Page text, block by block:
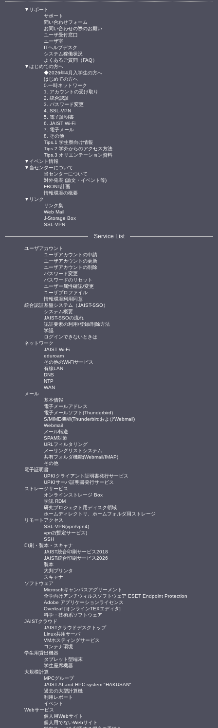
▼サポート
サポート
問い合わせフォーム
お問い合わせの際のお願い
ユーザ受付窓口
ユーザ室
ITヘルプデスク
システム稼働状況
よくあるご質問（FAQ）
▼はじめての方へ
◆2026年4月入学生の方へ
はじめての方へ
0.一時ネットワーク
1. アカウントの受け取り
2. 統合認証
3. パスワード変更
4. SSL-VPN
5. 電子証明書
6. JAIST Wi-Fi
7. 電子メール
8. その他
Tips.1 学生寮向け情報
Tips.2 学外からのアクセス方法
Tips.3 オリエンテーション資料
▼イベント情報
▼当センターについて
当センターについて
対外発表 (論文・イベント等)
FRONT計画
情報環境の概要
▼リンク
リンク集
Web Mail
J-Storage Box
SSL-VPN
Service List
ユーザアカウント
ユーザアカウントの申請
ユーザアカウントの更新
ユーザアカウントの削除
パスワード変更
パスワードのリセット
ユーザー属性確認/変更
ユーザプロファイル
情報環境利用同意
統合認証基盤システム（JAIST-SSO）
システム概要
JAIST-SSOの流れ
認証要素の利用/登録/削除方法
学認
ログインできないときは
ネットワーク
JAIST Wi-Fi
eduroam
その他のWi-Fiサービス
有線LAN
DNS
NTP
WAN
メール
基本情報
電子メールアドレス
電子メールソフト(Thunderbird)
S/MIME機能(ThunderbirdおよびWebmail)
Webmail
メール転送
SPAM対策
URLフィルタリング
メーリングリストシステム
共有フォルダ機能(Webmail/IMAP)
その他
電子証明書
UPKIクライアント証明書発行サービス
UPKIサーバ証明書発行サービス
ストレージサービス
オンラインストレージ Box
学認 RDM
研究プロジェクト用ディスク領域
ホームディレクトリ、ホームフォルダ用ストレージ
リモートアクセス
SSL-VPN(vpn/vpn4)
vpn2(暫定サービス)
SSH
印刷・製本・スキャナ
JAIST統合印刷サービス2018
JAIST統合印刷サービス2026
製本
大判プリンタ
スキャナ
ソフトウェア
Microsoftキャンパスアグリーメント
全学向けアンチウィルスソフトウェア ESET Endpoint Protection
Adobe アプリケーションライセンス
Overleaf [オンラインTEXエディタ]
科学・技術系ソフトウェア
JAISTクラウド
JAISTクラウドデスクトップ
Linux共用サーバ
VMホスティングサービス
コンテナ環境
学生用貸出機器
タブレット型端末
学生座席機器
大規模計算
MPCグループ
JAIST AI and HPC system "HAKUSAN"
過去の大型計算機
利用レポート
イベント
Webサービス
個人用Webサイト
個人用でないWebサイト